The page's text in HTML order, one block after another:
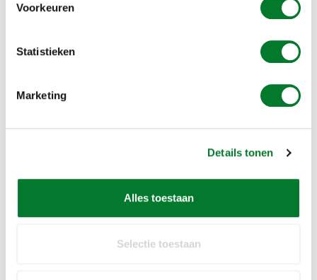
Voorkeuren
Statistieken
Marketing
Details tonen
Alles toestaan
Selectie toestaan
Hang this fake crow upside down and scare off other crows.
prevents habituation.
REVIEWS
8 / 10
Add your review